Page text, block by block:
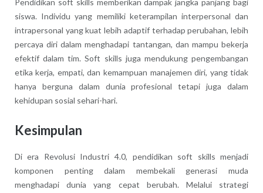
Pendidikan soft skills memberikan dampak jangka panjang bagi
siswa. Individu yang memiliki keterampilan interpersonal dan
intrapersonal yang kuat lebih adaptif terhadap perubahan, lebih
percaya diri dalam menghadapi tantangan, dan mampu bekerja
efektif dalam tim. Soft skills juga mendukung pengembangan
etika kerja, empati, dan kemampuan manajemen diri, yang tidak
hanya berguna dalam dunia profesional tetapi juga dalam
kehidupan sosial sehari-hari.
Kesimpulan
Di era Revolusi Industri 4.0, pendidikan soft skills menjadi
komponen penting dalam membekali generasi muda
menghadapi dunia yang cepat berubah. Melalui strategi